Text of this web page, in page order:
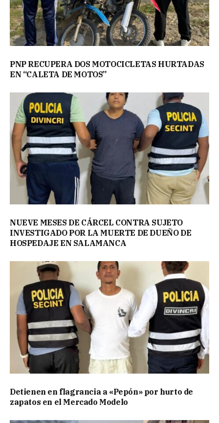
PNP RECUPERA DOS MOTOCICLETAS HURTADAS
EN “CALETA DE MOTOS”
NUEVE MESES DE CÁRCEL CONTRA SUJETO
INVESTIGADO POR LA MUERTE DE DUEÑO DE
HOSPEDAJE EN SALAMANCA
Detienen en flagrancia a «Pepón» por hurto de
zapatos en el Mercado Modelo